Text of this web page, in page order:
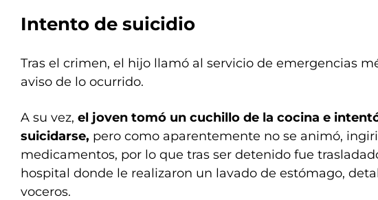
Intento de suicidio
Tras el crimen, el hijo llamó al servicio de emergencias
aviso de lo ocurrido.
A su vez, el joven tomó un cuchillo de la cocina e
suicidarse, pero como aparentemente no se animó,
medicamentos, por lo que tras ser detenido fue
hospital donde le realizaron un lavado de estómago,
voceros.